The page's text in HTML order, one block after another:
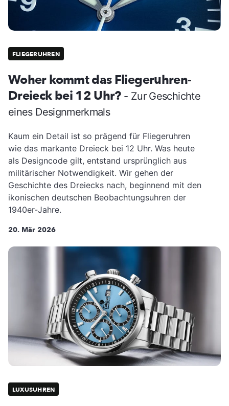
FLIEGERUHREN
Woher kommt das Fliegeruhren-
Dreieck bei 12 Uhr? - Zur Geschichte
eines Designmerkmals
Kaum ein Detail ist so prägend für Fliegeruhren
wie das markante Dreieck bei 12 Uhr. Was heute
als Designcode gilt, entstand ursprünglich aus
militärischer Notwendigkeit. Wir gehen der
Geschichte des Dreiecks nach, beginnend mit den
ikonischen deutschen Beobachtungsuhren der
1940er-Jahre.
20. Mär 2026
LUXUSUHREN